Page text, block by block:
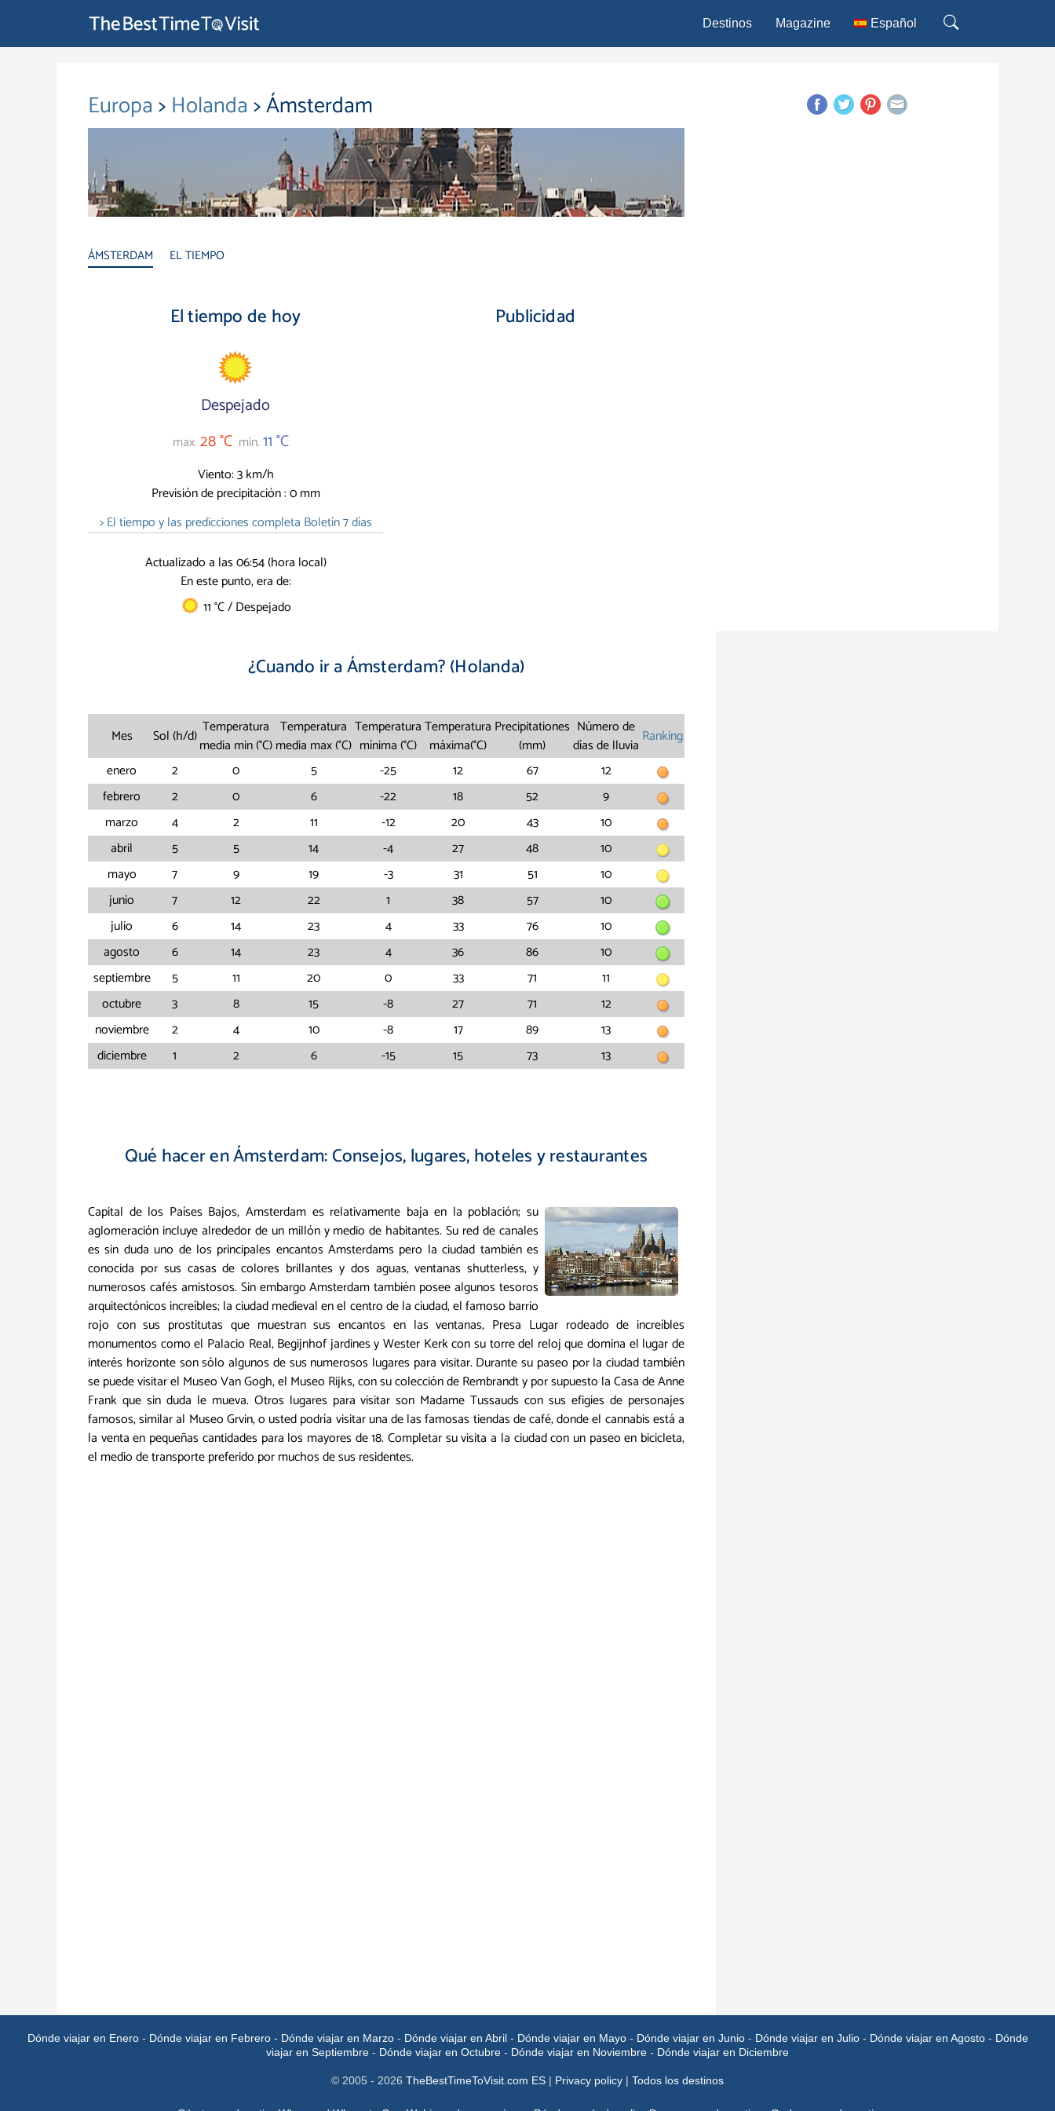
Destinos Magazine Español
Français
Europa>Holanda> Ámsterdam
ÁMSTERDAM EL TIEMPO
El tiempo de hoy
Despejado
max.28 °C min.11 °C
Viento: 3 km/h
Previsión de precipitación : 0 mm
> El tiempo y las predicciones completa Boletín 7 días
Actualizado a las 06:54 (hora local)
En este punto, era de:
11 °C / Despejado
Publicidad
¿Cuando ir a Ámsterdam? (Holanda)
Mes Sol (h/d) Temperatura
media min (°C)
Temperatura
media max (°C)
Temperatura
mínima (°C)
Temperatura
máxima(°C)
Precipitationes
(mm)
Número de
días de lluvia Ranking
enero
2 0 5 -25 12 67
12
febrero
2 0 6 -22 18 52
9
marzo
4 2 11 -12 20 43
10
abril
5 5 14 -4 27 48
10
mayo
7 9 19 -3 31 51
10
junio
7 12 22 1 38 57
10
julio
6 14 23 4 33 76
10
agosto
6 14 23 4 36 86
10
septiembre
5 11 20 0 33 71
11
octubre
3 8 15 -8 27 71
12
noviembre
2 4 10 -8 17 89
13
diciembre
1 2 6 -15 15 73 13
Qué hacer en Ámsterdam: Consejos, lugares, hoteles y restaurantes
Capital de los Países Bajos, Amsterdam es relativamente baja en la población; su
aglomeración incluye alrededor de un millón y medio de habitantes. Su red de canales
es sin duda uno de los principales encantos Amsterdams pero la ciudad también es
conocida por sus casas de colores brillantes y dos aguas, ventanas shutterless, y
numerosos cafés amistosos. Sin embargo Amsterdam también posee algunos tesoros
arquitectónicos increíbles; la ciudad medieval en el centro de la ciudad, el famoso barrio
rojo con sus prostitutas que muestran sus encantos en las ventanas, Presa Lugar rodeado de increíbles
monumentos como el Palacio Real, Begijnhof jardines y Wester Kerk con su torre del reloj que domina el lugar de
interés horizonte son sólo algunos de sus numerosos lugares para visitar. Durante su paseo por la ciudad también
se puede visitar el Museo Van Gogh, el Museo Rijks, con su colección de Rembrandt y por supuesto la Casa de Anne
Frank que sin duda le mueva. Otros lugares para visitar son Madame Tussauds con sus efigies de personajes
famosos, similar al Museo Grvin, o usted podría visitar una de las famosas tiendas de café, donde el cannabis está a
la venta en pequeñas cantidades para los mayores de 18. Completar su visita a la ciudad con un paseo en bicicleta,
el medio de transporte preferido por muchos de sus residentes.
Dónde viajar en Enero- Dónde viajar en Febrero- Dónde viajar en Marzo- Dónde viajar en Abril- Dónde viajar en Mayo- Dónde viajar en Junio- Dónde viajar en Julio- Dónde viajar en Agosto- Dónde
viajar en Septiembre - Dónde viajar en Octubre - Dónde viajar en Noviembre - Dónde viajar en Diciembre
© 2005 - 2026 TheBestTimeToVisit.com ES | Privacy policy | Todos los destinos